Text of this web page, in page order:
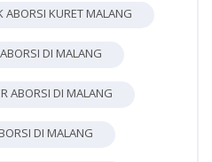
KURET MALANG
DI MALANG
ABORSI DI MALANG
DI MALANG